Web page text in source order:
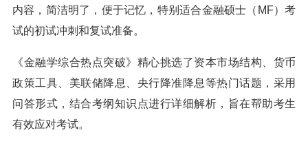
内容，简洁明了，便于记忆，特别适合金融硕士（MF）考
试的初试冲刺和复试准备。
《金融学综合热点突破》精心挑选了资本市场结构、货币
政策工具、美联储降息、央行降准降息等热门话题，采用
问答形式，结合考纲知识点进行详细解析，旨在帮助考生
有效应对考试。